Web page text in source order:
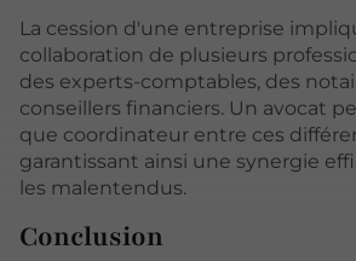
La cession d'une entreprise
collaboration de plusieurs
des experts-comptables, des
conseillers financiers. Un avocat
que coordinateur entre ces
garantissant ainsi une synergie
les malentendus.
Conclusion